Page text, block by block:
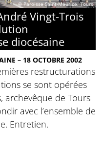
© Paroisse Saint-Maurice, Tours
Vingt-Trois
diocésaine
– 18 OCTOBRE 2002
restructurations
se sont opérées
archevêque de Tours
avec l’ensemble de
Entretien.